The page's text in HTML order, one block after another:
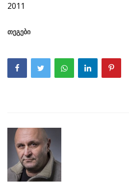
2011
თეგები